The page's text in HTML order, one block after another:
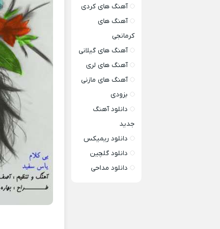
آهنگ های کردی
آهنگ های
کرمانجی
آهنگ های گیلانی
آهنگ های لری
آهنگ های مازنی
بزودی
دانلود آهنگ
جدید
دانلود ریمیکس
دانلود گلچین
دانلود مداحی